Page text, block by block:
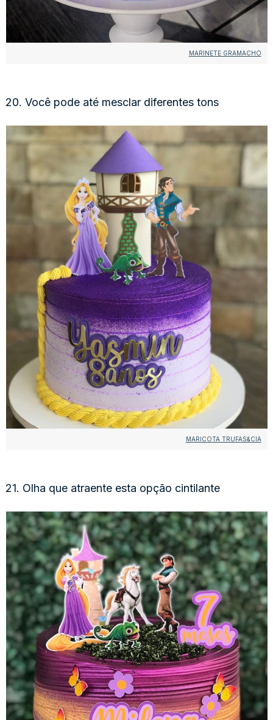
MARINETE GRAMACHO
20. Você pode até mesclar diferentes tons
MARICOTA TRUFAS&CIA
21. Olha que atraente esta opção cintilante